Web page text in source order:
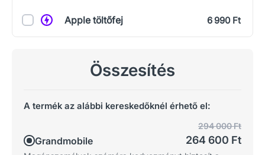
Apple töltőfej 6 990 Ft
Összesítés
A termék az alábbi kereskedőknél érhető el:
Grandmobile
294 000 Ft
264 600 Ft